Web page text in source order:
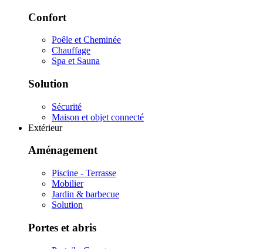
Confort
Poêle et Cheminée
Chauffage
Spa et Sauna
Solution
Sécurité
Maison et objet connecté
Extérieur
Aménagement
Piscine - Terrasse
Mobilier
Jardin & barbecue
Solution
Portes et abris